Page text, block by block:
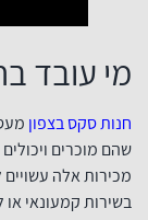
מי עובד
חנות סקס בצפון
שהם מוכרים
מכירות אלה
בשירות קמעונאי או